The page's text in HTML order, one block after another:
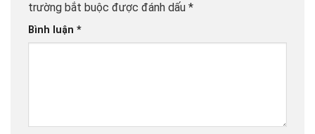
trường bắt buộc được đánh dấu *
Bình luận *